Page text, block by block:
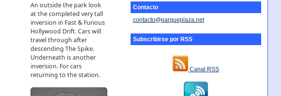
Contacto
contacto@parqueplaza.net
Subscribirse por RSS
Canal RSS